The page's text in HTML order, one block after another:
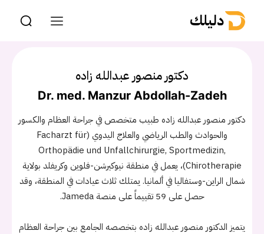
دليلك
دكتور منصور عبدالله زاده
Dr. med. Manzur Abdollah-Zadeh
دكتور منصور عبدالله زاده طبيب متخصص في جراحة العظام والكسور
والحوادث والطب الرياضي والعلاج اليدوي (Facharzt für
Orthopädie und Unfallchirurgie, Sportmedizin,
Chirotherapie)، يعمل في منطقة نيوكيرشن-فلوين وكريفلد بولاية
شمال الراين-وستفاليا في ألمانيا. يمتلك ثلاث عيادات في المنطقة، وقد
حصل على 59 تقييماً على منصة Jameda.
يتميز الدكتور منصور عبدالله زاده بتخصصه الجامع بين جراحة العظام